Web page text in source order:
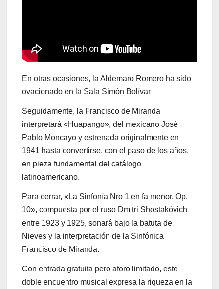
En otras ocasiones, la Aldemaro Romero ha sido
ovacionado en la Sala Simón Bolívar
Seguidamente, la Francisco de Miranda
interpretará «Huapango», del mexicano José
Pablo Moncayo y estrenada originalmente en
1941 hasta convertirse, con el paso de los años,
en pieza fundamental del catálogo
latinoamericano.
Para cerrar, «La Sinfonía Nro 1 en fa menor, Op.
10», compuesta por el ruso Dmitri Shostakóvich
entre 1923 y 1925, sonará bajo la batuta de
Nieves y la interpretación de la Sinfónica
Francisco de Miranda.
Con entrada gratuita pero aforo limitado, este
doble encuentro musical expresa la riqueza en la